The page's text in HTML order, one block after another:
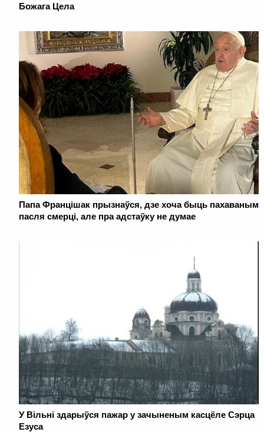
Божага Цела
Папа Францішак прызнаўся, дзе хоча быць пахаваным
пасля смерці, але пра адстаўку не думае
У Вільні здарыўся пажар у зачыненым касцёле Сэрца
Езуса